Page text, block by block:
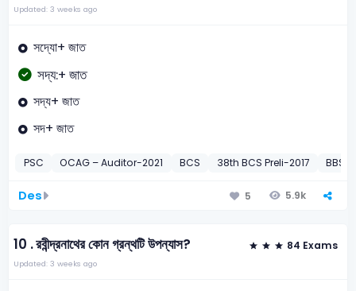
Updated: 3 weeks ago
সদ্যো+ জাত
সদ্য:+ জাত
সদ্য+ জাত
সদ+ জাত
PSC OCAG – Auditor-2021 BCS 38th BCS Preli-2017 BBS
Des 5 5.9k
10 .রবীন্দ্রনাথের কোন গ্রন্থটি উপন্যাস? 84 Exams
Updated: 3 weeks ago